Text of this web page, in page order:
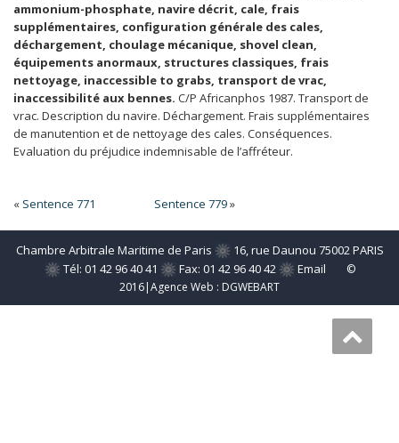
ammonium-phosphate, navire décrit, cale, frais
supplémentaires, configuration générale des cales,
déchargement, choulage mécanique, shovel clean,
équipements anormaux, structures classiques, frais
nettoyage, inaccessible to grabs, transport de vrac,
inaccessibilité aux bennes. C/P Africanphos 1987. Transport de
vrac. Description du navire. Déchargement. Frais supplémentaires
de manutention et de nettoyage des cales. Conséquences.
Evaluation du préjudice indemnisable de l’affréteur.
« Sentence 771 Sentence 779»
Chambre Arbitrale Maritime de Paris
16, rue Daunou 75002 PARIS
Tél: 01 42 96 40 41
Fax: 01 42 96 40 42 Email
©
2016|Agence Web : DGWEBART